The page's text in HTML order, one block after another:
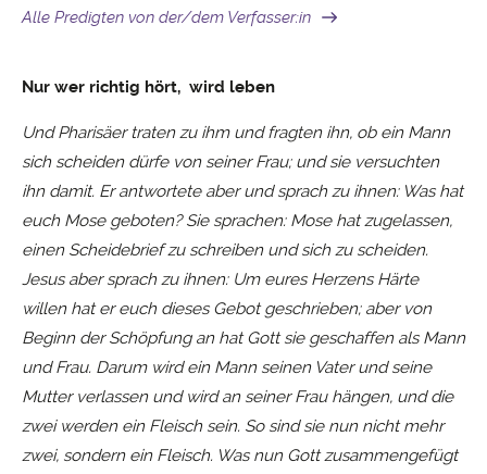
Alle Predigten von der/dem Verfasser:in
Nur wer richtig hört, wird leben
Und Pharisäer traten zu ihm und fragten ihn, ob ein Mann
sich scheiden dürfe von seiner Frau; und sie versuchten
ihn damit. Er antwortete aber und sprach zu ihnen: Was hat
euch Mose geboten? Sie sprachen: Mose hat zugelassen,
einen Scheidebrief zu schreiben und sich zu scheiden.
Jesus aber sprach zu ihnen: Um eures Herzens Härte
willen hat er euch dieses Gebot geschrieben; aber von
Beginn der Schöpfung an hat Gott sie geschaffen als Mann
und Frau. Darum wird ein Mann seinen Vater und seine
Mutter verlassen und wird an seiner Frau hängen, und die
zwei werden einFleisch sein. So sind sie nun nicht mehr
zwei, sondern einFleisch. Was nun Gott zusammengefügt